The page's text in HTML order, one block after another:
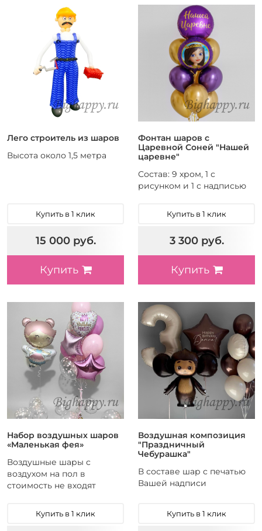
Лего строитель из шаров
Высота около 1,5 метра
Купить в 1 клик
15 000 руб.
Купить
Фонтан шаров с
Царевной Соней "Нашей
царевне"
Состав: 9 хром, 1 с
рисунком и 1 с надписью
Купить в 1 клик
3 300 руб.
Купить
Набор воздушных шаров
«Маленькая фея»
Воздушные шары с
воздухом на пол в
стоимость не входят
Купить в 1 клик
Воздушная композиция
"Праздничный
Чебурашка"
В составе шар с печатью
Вашей надписи
Купить в 1 клик